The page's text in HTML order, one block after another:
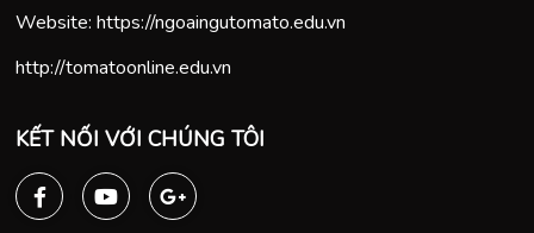
Website: https://ngoaingutomato.edu.vn
http://tomatoonline.edu.vn
KẾT NỐI VỚI CHÚNG TÔI